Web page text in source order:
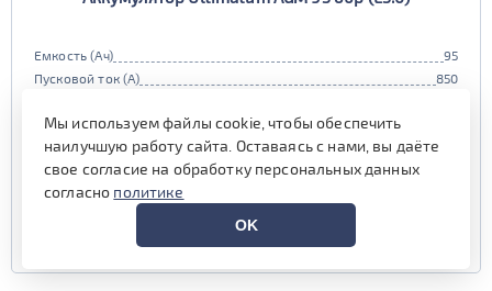
Емкость (Ач)
95
Пусковой ток (А)
850
Габариты
353x175x190 мм.
Гарантия (мес)
24 мес.
наличие уточняйте у менеджера
Мы используем файлы cookie, чтобы обеспечить
наилучшую работу сайта. Оставаясь с нами, вы даёте
свое согласие на обработку персональных данных
согласно политике
OK